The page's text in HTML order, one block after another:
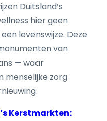
Duitsland’s
hier geen
levenswijze. Deze
van
— waar
menselijke zorg
Kerstmarkten: